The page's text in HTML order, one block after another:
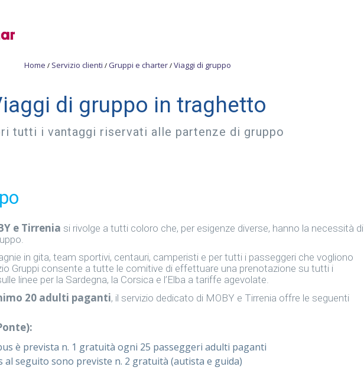
Home / Servizio clienti / Gruppi e charter / Viaggi di gruppo
di gruppo in traghetto
tutti i vantaggi riservati alle partenze di gruppo
e Tirrenia si rivolge a tutti coloro che, per esigenze diverse, hanno la necessità di
in gita, team sportivi, centauri, camperisti e per tutti i passeggeri che vogliono
Gruppi consente a tutte le comitive di effettuare una prenotazione su tutti i
linee per la Sardegna, la Corsica e l’Elba a tariffe agevolate.
20 adulti paganti, il servizio dedicato di MOBY e Tirrenia offre le seguenti
è prevista n. 1 gratuità ogni 25 passeggeri adulti paganti
al seguito sono previste n. 2 gratuità (autista e guida)